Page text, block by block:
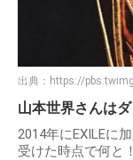
出典： https://
山本世界さんは
2014年にEXILEに
受けた時点で何と